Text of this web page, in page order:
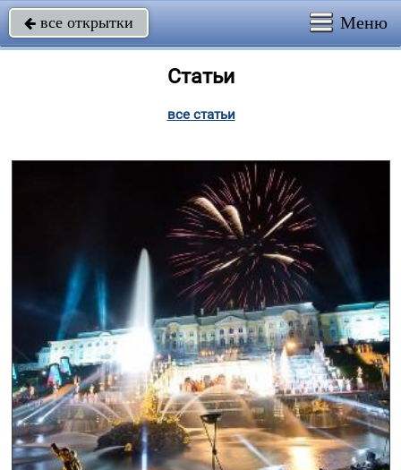
 все открытки Меню
Статьи
все статьи